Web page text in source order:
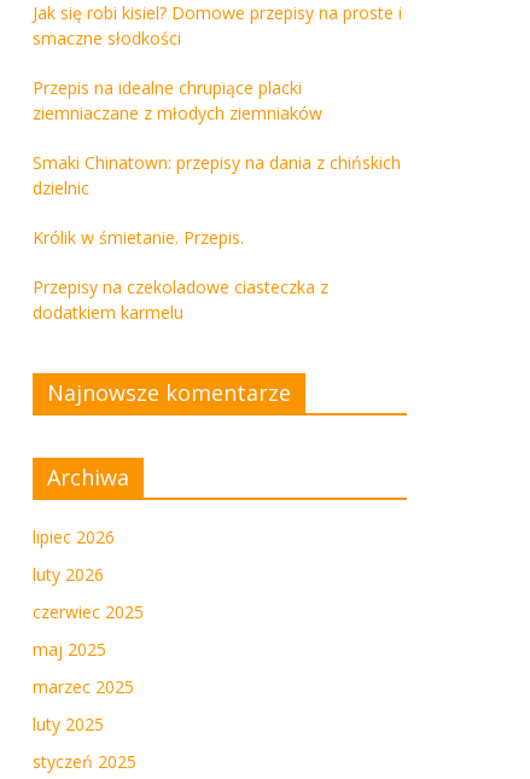
Jak się robi kisiel? Domowe przepisy na proste i
smaczne słodkości
Przepis na idealne chrupiące placki
ziemniaczane z młodych ziemniaków
Smaki Chinatown: przepisy na dania z chińskich
dzielnic
Królik w śmietanie. Przepis.
Przepisy na czekoladowe ciasteczka z
dodatkiem karmelu
Najnowsze komentarze
Archiwa
lipiec 2026
luty 2026
czerwiec 2025
maj 2025
marzec 2025
luty 2025
styczeń 2025